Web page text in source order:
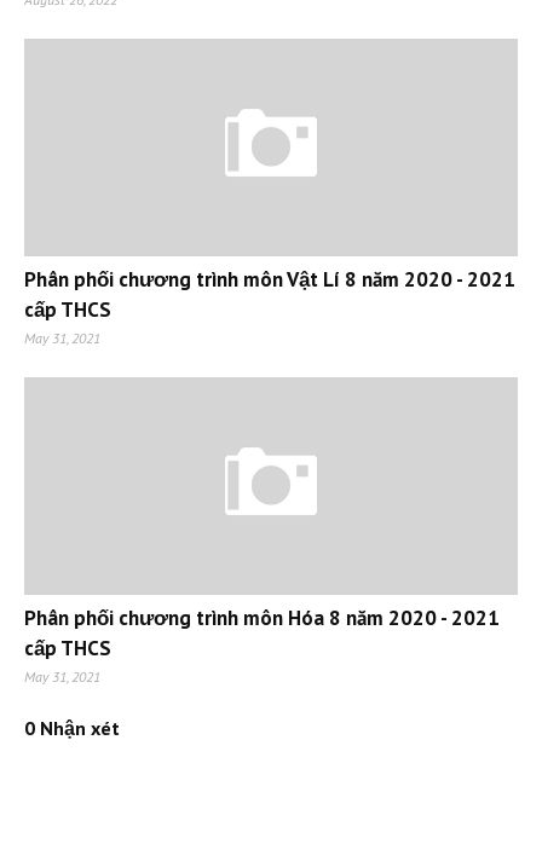
Phân phối chương trình môn Vật Lí 8 năm 2020 - 2021
cấp THCS
May 31, 2021
Phân phối chương trình môn Hóa 8 năm 2020 - 2021
cấp THCS
May 31, 2021
0 Nhận xét